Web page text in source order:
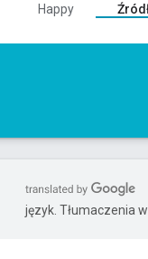
Happy
język. Tłumaczenia